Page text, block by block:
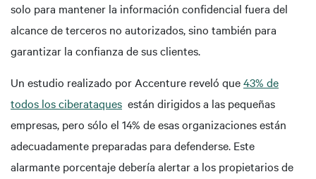
solo para mantener la información confidencial fuera del
alcance de terceros no autorizados, sino también para
garantizar la confianza de sus clientes.
Un estudio realizado por Accenture reveló que43% de
todos los ciberataques están dirigidos a las pequeñas
empresas, pero sólo el 14% de esas organizaciones están
adecuadamente preparadas para defenderse. Este
alarmante porcentaje debería alertar a los propietarios de